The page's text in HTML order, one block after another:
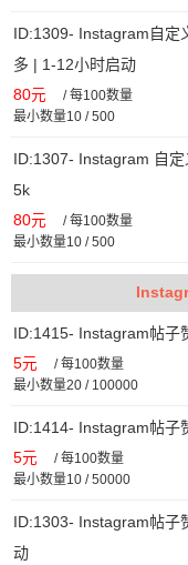
ID:1309- Instagram自定
多 | 1-12小时启动
80元 /每100数量
最小数量10 / 500
ID:1307- Instagram 自
5k
80元 /每100数量
最小数量10 / 500
ID:1415- Instagram帖子
5元 /每100数量
最小数量20 / 100000
ID:1414- Instagram帖子
5元 /每100数量
最小数量10 / 50000
ID:1303- Instagram帖子
动